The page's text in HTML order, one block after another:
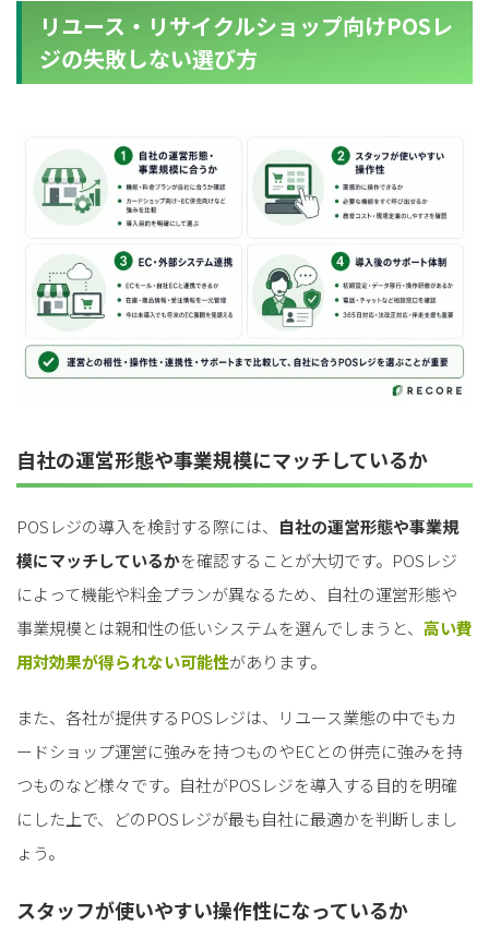
リユース・リサイクルショップ向けPOSレ
ジの失敗しない選び方
自社の運営形態や事業規模にマッチしているか
POSレジの導入を検討する際には、 自社の運営形態や事業規
模にマッチしているかを確認することが大切です。POSレジ
によって機能や料金プランが異なるため、自社の運営形態や
事業規模とは親和性の低いシステムを選んでしまうと、 高い費
用対効果が得られない可能性があります。
また、各社が提供するPOSレジは、リユース業態の中でもカ
ードショップ運営に強みを持つものやECとの併売に強みを持
つものなど様々です。自社がPOSレジを導入する目的を明確
にした上で、
どのPOSレジが最も自社に最適かを判断しまし
ょう。
スタッフが使いやすい操作性になっているか